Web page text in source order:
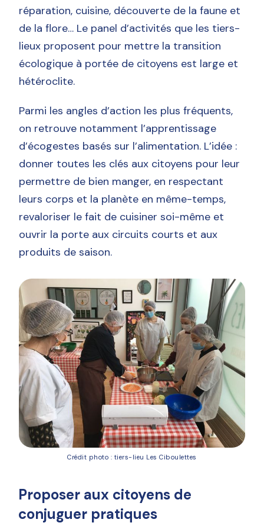
réparation, cuisine, découverte de la faune et
de la flore… Le panel d’activités que les tiers-
lieux proposent pour mettre la transition
écologique à portée de citoyens est large et
hétéroclite.
Parmi les angles d’action les plus fréquents,
on retrouve notamment l’apprentissage
d’écogestes basés sur l’alimentation. L’idée :
donner toutes les clés aux citoyens pour leur
permettre de bien manger, en respectant
leurs corps et la planète en même-temps,
revaloriser le fait de cuisiner soi-même et
ouvrir la porte aux circuits courts et aux
produits de saison.
Crédit photo : tiers-lieu Les Ciboulettes
Proposer aux citoyens de
conjuguer pratiques